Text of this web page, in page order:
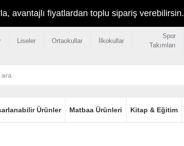
avantajlı fiyatlardan toplu sipariş verebilirsin.
Liseler Ortaokullar İlkokullar
Spor
Takımları
Ürünler Matbaa Ürünleri Kitap & Eğitim